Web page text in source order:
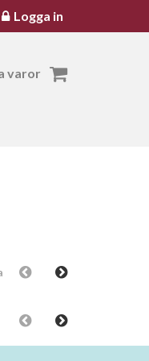
Logga in
varor